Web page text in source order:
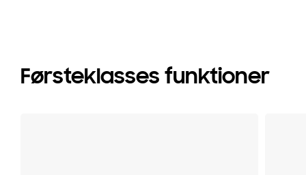
Førsteklasses funktioner